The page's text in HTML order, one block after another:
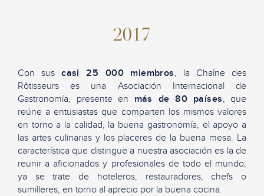
2017
Con suscasi 25 000 miembros, la Chaîne des
Rôtisseurs es una Asociación Internacional de
Gastronomía, presente en más de 80 países, que
reúne a entusiastas que comparten los mismos valores
en torno a la calidad, la buena gastronomía, el apoyo a
las artes culinarias y los placeres de la buena mesa. La
característica que distingue a nuestra asociación es la de
reunir a aficionados y profesionales de todo el mundo,
ya se trate de hoteleros, restauradores, chefs o
sumilleres, en torno al aprecio por la buena cocina.